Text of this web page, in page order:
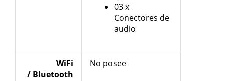
03 x
Conectores de
audio
WiFi
/ Bluetooth
No posee